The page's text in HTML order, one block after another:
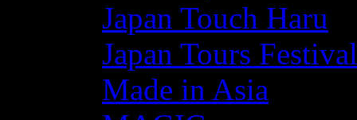
Japan Touch Haru
Japan Tours Festival
Made in Asia